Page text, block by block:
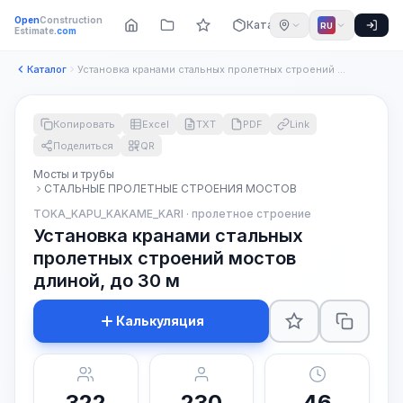
OpenConstruction
Estimate.com Каталог RU
Каталог Установка кранами стальных пролетных строений мостов длиной,...
Копировать Excel TXT PDF
Link
Поделиться
QR
Мосты и трубы
СТАЛЬНЫЕ ПРОЛЕТНЫЕ СТРОЕНИЯ МОСТОВ
TOKA_KAPU_KAKAME_KARI · пролетное строение
Установка кранами стальных
пролетных строений мостов
длиной, до 30 м
Калькуляция